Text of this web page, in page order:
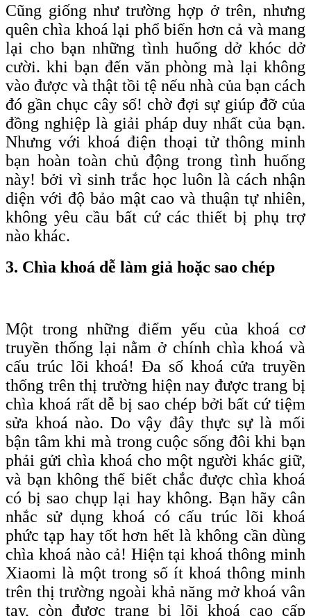
Cũng giống như trường hợp ở trên, nhưng
quên chìa khoá lại phổ biến hơn cả và mang
lại cho bạn những tình huống dở khóc dở
cười. khi bạn đến văn phòng mà lại không
vào được và thật tồi tệ nếu nhà của bạn cách
đó gần chục cây số! chờ đợi sự giúp đỡ của
đồng nghiệp là giải pháp duy nhất của bạn.
Nhưng với khoá điện thoại tử thông minh
bạn hoàn toàn chủ động trong tình huống
này! bởi vì sinh trắc học luôn là cách nhận
diện với độ bảo mật cao và thuận tự nhiên,
không yêu cầu bất cứ các thiết bị phụ trợ
nào khác.
3. Chìa khoá dễ làm giả hoặc sao chép
Một trong những điểm yếu của khoá cơ
truyền thống lại nằm ở chính chìa khoá và
cấu trúc lõi khoá! Đa số khoá cửa truyền
thống trên thị trường hiện nay được trang bị
chìa khoá rất dễ bị sao chép bởi bất cứ tiệm
sửa khoá nào. Do vậy đây thực sự là mối
bận tâm khi mà trong cuộc sống đôi khi bạn
phải gửi chìa khoá cho một người khác giữ,
và bạn không thể biết chắc được chìa khoá
có bị sao chụp lại hay không. Bạn hãy cân
nhắc sử dụng khoá có cấu trúc lõi khoá
phức tạp hay tốt hơn hết là không cần dùng
chìa khoá nào cả! Hiện tại khoá thông minh
Xiaomi là một trong số ít khoá thông minh
trên thị trường ngoài khả năng mở khoá vân
tay, còn được trang bị lõi khoá cao cấp